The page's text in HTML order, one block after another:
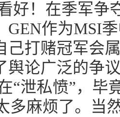
好！在季军争
GEN作为MSI
己打赌冠军会
舆论广泛的争
“泄私愤”，毕
多麻烦了。当